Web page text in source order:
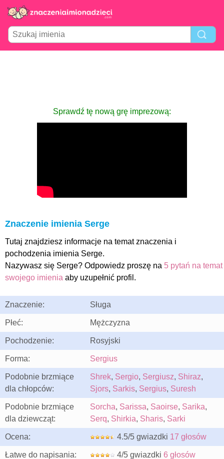
Sprawdź tę nową grę imprezową:
Znaczenie imienia Serge
Tutaj znajdziesz informacje na temat znaczenia i
pochodzenia imienia Serge.
Nazywasz się Serge? Odpowiedz proszę na 5 pytań na temat
swojego imienia aby uzupełnić profil.
Znaczenie: Sługa
Płeć: Mężczyzna
Pochodzenie: Rosyjski
Forma: Sergius
Podobnie brzmiące
dla chłopców:
Shrek, Sergio, Sergiusz, Shiraz,
Sjors, Sarkis, Sergius, Suresh
Podobnie brzmiące
dla dziewcząt:
Sorcha, Sarissa, Saoirse, Sarika,
Serq, Shirkia, Sharis, Sarki
Ocena: 4.5/5 gwiazdki 17 głosów
Łatwe do napisania: 4/5 gwiazdki 6 głosów